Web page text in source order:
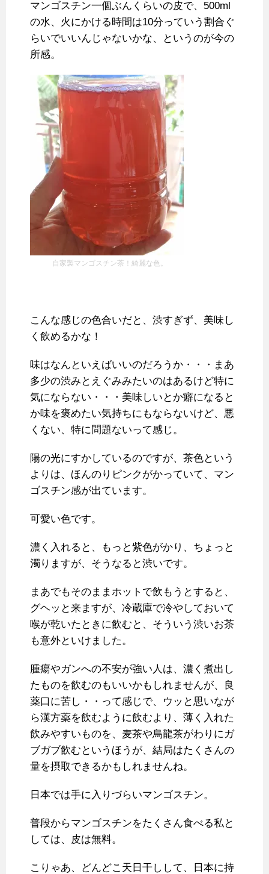
マンゴスチン一個ぶんくらいの皮で、500ml
の水、火にかける時間は10分っていう割合ぐ
らいでいいんじゃないかな、というのが今の
所感。
自家製マンゴスチン茶！綺麗な色。
こんな感じの色合いだと、渋すぎず、美味し
く飲めるかな！
味はなんといえばいいのだろうか・・・まあ
多少の渋みとえぐみみたいのはあるけど特に
気にならない・・・美味しいとか癖になると
か味を褒めたい気持ちにもならないけど、悪
くない、特に問題ないって感じ。
陽の光にすかしているのですが、茶色という
よりは、ほんのりピンクがかっていて、マン
ゴスチン感が出ています。
可愛い色です。
濃く入れると、もっと紫色がかり、ちょっと
濁りますが、そうなると渋いです。
まあでもそのままホットで飲もうとすると、
グヘッと来ますが、冷蔵庫で冷やしておいて
喉が乾いたときに飲むと、そういう渋いお茶
も意外といけました。
腫瘍やガンへの不安が強い人は、濃く煮出し
たものを飲むのもいいかもしれませんが、良
薬口に苦し・・って感じで、ウッと思いなが
ら漢方薬を飲むように飲むより、薄く入れた
飲みやすいものを、麦茶や烏龍茶がわりにガ
ブガブ飲むというほうが、結局はたくさんの
量を摂取できるかもしれませんね。
日本では手に入りづらいマンゴスチン。
普段からマンゴスチンをたくさん食べる私と
しては、皮は無料。
こりゃあ、どんどこ天日干しして、日本に持